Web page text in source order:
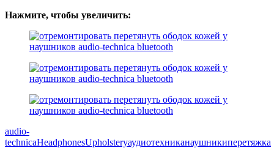
Нажмите, чтобы увеличить:
audio-
technicaHeadphonesUpholsteryаудиотехниканаушникиперетяжка